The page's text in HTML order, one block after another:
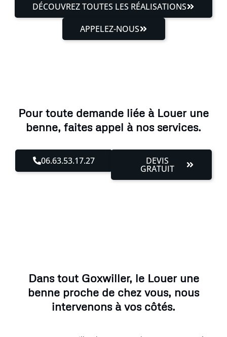
DÉCOUVREZ TOUTES LES RÉALISATIONS
APPELEZ-NOUS
Pour toute demande liée à Louer une
benne, faites appel à nos services.
06.63.53.17.27 DEVIS
GRATUIT
Dans tout Goxwiller, le Louer une
benne proche de chez vous, nous
intervenons à vos côtés.